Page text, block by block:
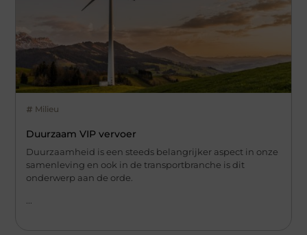
Milieu
Duurzaam VIP vervoer
Duurzaamheid is een steeds belangrijker aspect in onze
samenleving en ook in de transportbranche is dit
onderwerp aan de orde.
...